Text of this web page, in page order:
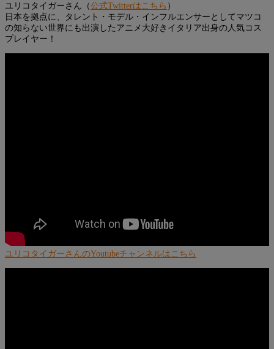
ユリコタイガーさん（公式Twitterはこちら ）
日本を拠点に、タレント・モデル・インフルエンサーとしてマツコ
の知らない世界にも出演したアニメ大好きイタリア出身の人気コス
プレイヤー！
ユリコタイガーさんのYoutubeチャンネルはこちら